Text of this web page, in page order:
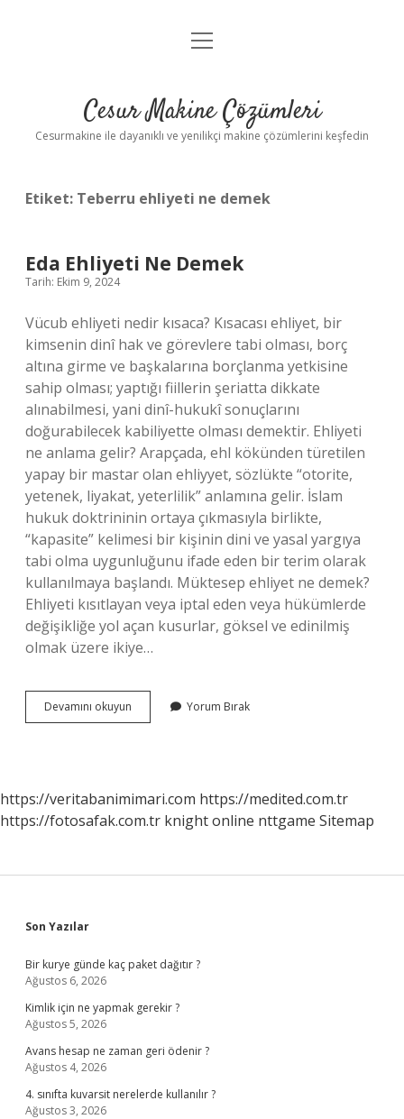
Anasayfa
Yasal Uyarı
menüyü
Cesur Makine Çözümleri
Cesurmakine ile dayanıklı ve yenilikçi makine çözümlerini keşfedin
Etiket: Teberru ehliyeti ne demek
Eda Ehliyeti Ne Demek
Tarih: Ekim 9, 2024
Vücub ehliyeti nedir kısaca? Kısacası ehliyet, bir
kimsenin dinî hak ve görevlere tabi olması, borç
altına girme ve başkalarına borçlanma yetkisine
sahip olması; yaptığı fiillerin şeriatta dikkate
alınabilmesi, yani dinî-hukukî sonuçlarını
doğurabilecek kabiliyette olması demektir. Ehliyeti
ne anlama gelir? Arapçada, ehl kökünden türetilen
yapay bir mastar olan ehliyyet, sözlükte “otorite,
yetenek, liyakat, yeterlilik” anlamına gelir. İslam
hukuk doktrininin ortaya çıkmasıyla birlikte,
“kapasite” kelimesi bir kişinin dini ve yasal yargıya
tabi olma uygunluğunu ifade eden bir terim olarak
kullanılmaya başlandı. Müktesep ehliyet ne demek?
Ehliyeti kısıtlayan veya iptal eden veya hükümlerde
değişikliğe yol açan kusurlar, göksel ve edinilmiş
olmak üzere ikiye…
Devamını okuyun
Ehliyeti
Yorum Bırak
https://veritabanimimari.com https://medited.com.tr
https://fotosafak.com.tr knight online nttgame Sitemap
Sidebar
Son Yazılar
Bir kurye günde kaç paket dağıtır ?
Ağustos 6, 2026
Kimlik için ne yapmak gerekir ?
Ağustos 5, 2026
Avans hesap ne zaman geri ödenir ?
Ağustos 4, 2026
4. sınıfta kuvarsit nerelerde kullanılır ?
Ağustos 3, 2026